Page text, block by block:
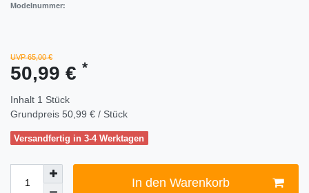
Modelnummer:
UVP 65,00 €
50,99 € *
Inhalt 1 Stück
Grundpreis 50,99 € / Stück
Versandfertig in 3-4 Werktagen
In den Warenkorb